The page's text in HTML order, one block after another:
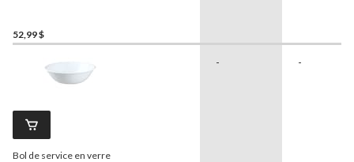
52,99 $
Bol de service en verre
- -